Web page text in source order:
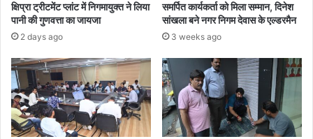
क्षिप्रा ट्रीटमेंट प्लांट में निगमायुक्त ने लिया
पानी की गुणवत्ता का जायजा
2 days ago
समर्पित कार्यकर्ता को मिला सम्मान, दिनेश
सांखला बने नगर निगम देवास के एल्डरमैन
3 weeks ago